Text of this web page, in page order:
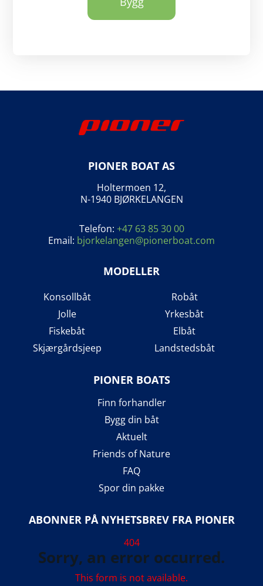
PIONER BOAT AS
Holtermoen 12,
N-1940 BJØRKELANGEN
Telefon: +47 63 85 30 00
Email: bjorkelangen@pionerboat.com
MODELLER
Konsollbåt
Jolle
Fiskebåt
Skjærgårdsjeep
Robåt
Yrkesbåt
Elbåt
Landstedsbåt
PIONER BOATS
Finn forhandler
Bygg din båt
Aktuelt
Friends of Nature
FAQ
Spor din pakke
ABONNER PÅ NYHETSBREV FRA PIONER
404
Sorry, an error occurred.
This form is not available.